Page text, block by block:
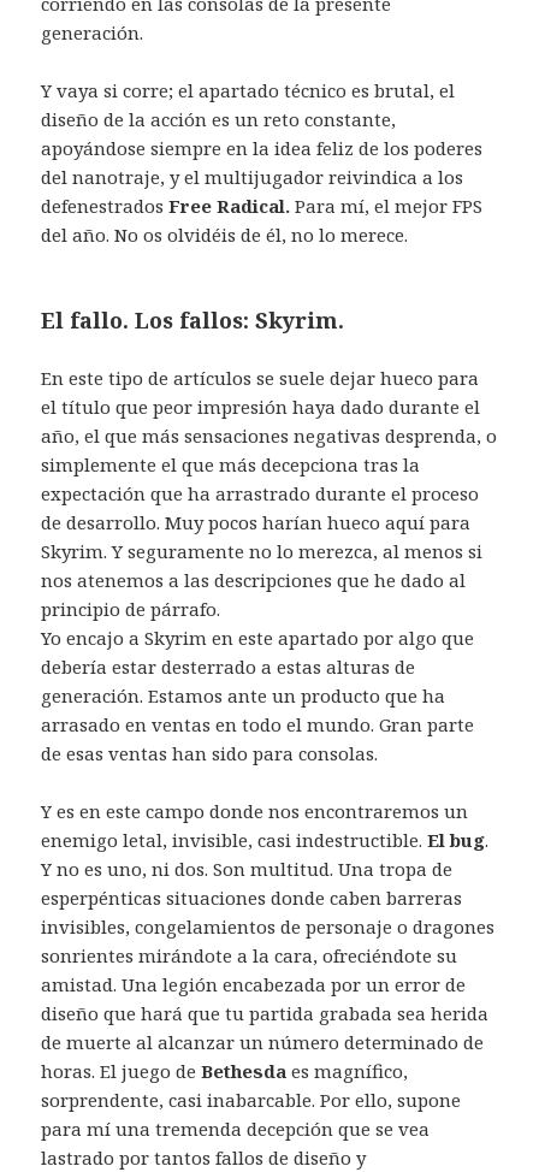
generación.
Y vaya si corre; el apartado técnico es brutal, el
diseño de la acción es un reto constante,
apoyándose siempre en la idea feliz de los poderes
del nanotraje, y el multijugador reivindica a los
defenestradosFree Radical. Para mí, el mejor FPS
del año. No os olvidéis de él, no lo merece.
El fallo. Los fallos: Skyrim.
En este tipo de artículos se suele dejar hueco para
el título que peor impresión haya dado durante el
año, el que más sensaciones negativas desprenda, o
simplemente el que más decepciona tras la
expectación que ha arrastrado durante el proceso
de desarrollo. Muy pocos harían hueco aquí para
Skyrim. Y seguramente no lo merezca, al menos si
nos atenemos a las descripciones que he dado al
principio de párrafo.
Yo encajo a Skyrim en este apartado por algo que
debería estar desterrado a estas alturas de
generación. Estamos ante un producto que ha
arrasado en ventas en todo el mundo. Gran parte
de esas ventas han sido para consolas.
Y es en este campo donde nos encontraremos un
enemigo letal, invisible, casi indestructible.El bug.
Y no es uno, ni dos. Son multitud. Una tropa de
esperpénticas situaciones donde caben barreras
invisibles, congelamientos de personaje o dragones
sonrientes mirándote a la cara, ofreciéndote su
amistad. Una legión encabezada por un error de
diseño que hará que tu partida grabada sea herida
de muerte al alcanzar un número determinado de
horas. El juego deBethesda es magnífico,
sorprendente, casi inabarcable. Por ello, supone
para mí una tremenda decepción que se vea
lastrado por tantos fallos de diseño y